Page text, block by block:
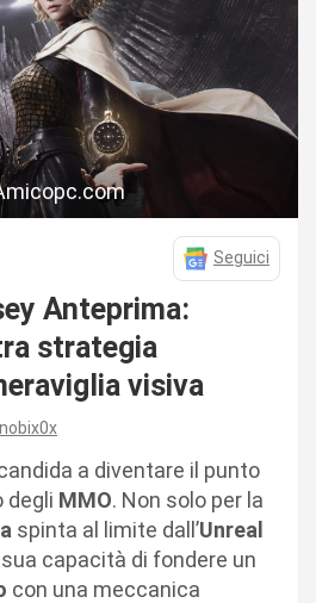
Seguici
Anteprima:
strategia
visiva
a diventare il punto
degli MMO. Non solo per la
spinta al limite dall’Unreal
sua capacità di fondere un
con una meccanica